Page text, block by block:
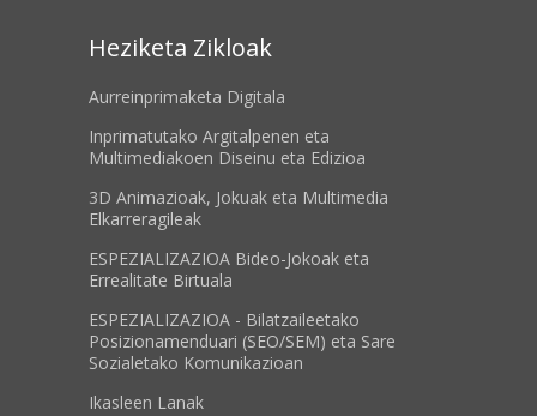
Heziketa Zikloak
Aurreinprimaketa Digitala
Inprimatutako Argitalpenen eta
Multimediakoen Diseinu eta Edizioa
3D Animazioak, Jokuak eta Multimedia
Elkarreragileak
ESPEZIALIZAZIOA Bideo-Jokoak eta
Errealitate Birtuala
ESPEZIALIZAZIOA - Bilatzaileetako
Posizionamenduari (SEO/SEM) eta Sare
Sozialetako Komunikazioan
Ikasleen Lanak